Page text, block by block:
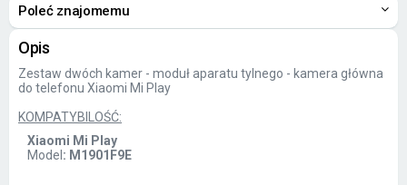
Poleć znajomemu
Opis
Zestaw dwóch kamer - moduł aparatu tylnego - kamera główna
do telefonu Xiaomi Mi Play
KOMPATYBILOŚĆ:
Xiaomi Mi Play
Model : M1901F9E